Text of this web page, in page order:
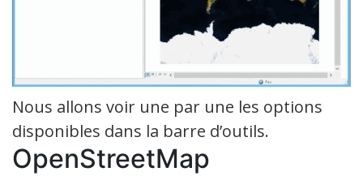
Nous allons voir une par une les options
disponibles dans la barre d’outils.
OpenStreetMap